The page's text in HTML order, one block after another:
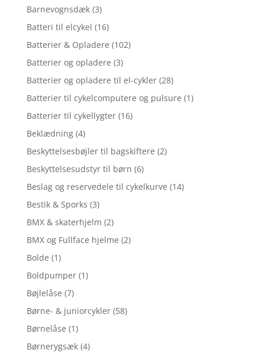
Barnevognsdæk (3)
Batteri til elcykel (16)
Batterier & Opladere (102)
Batterier og opladere (3)
Batterier og opladere til el-cykler (28)
Batterier til cykelcomputere og pulsure (1)
Batterier til cykellygter (16)
Beklædning (4)
Beskyttelsesbøjler til bagskiftere (2)
Beskyttelsesudstyr til børn (6)
Beslag og reservedele til cykelkurve (14)
Bestik & Sporks (3)
BMX & skaterhjelm (2)
BMX og Fullface hjelme (2)
Bolde (1)
Boldpumper (1)
Bøjlelåse (7)
Børne- & juniorcykler (58)
Børnelåse (1)
Børnerygsæk (4)